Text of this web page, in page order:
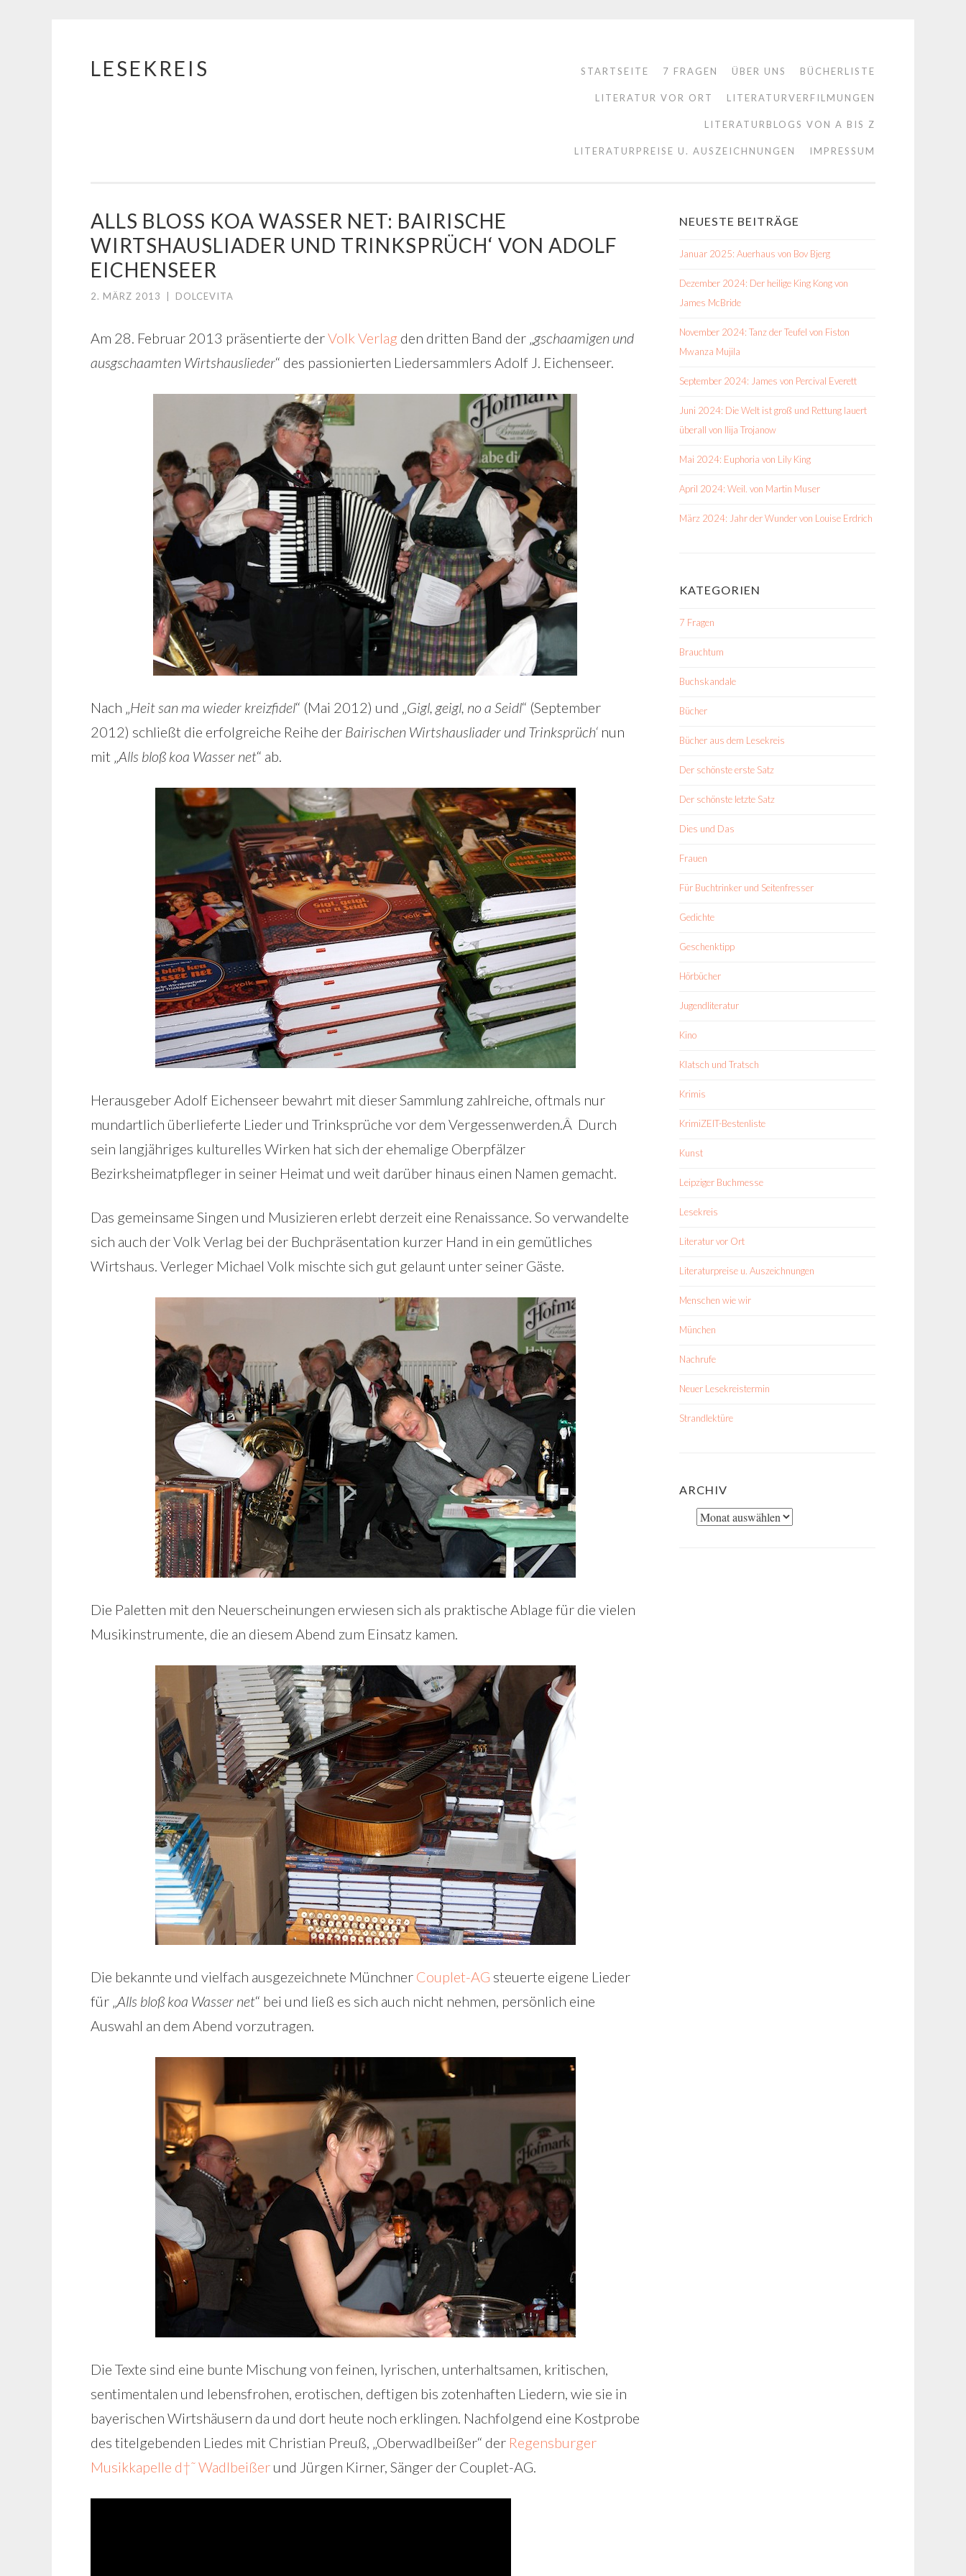
Springe
LESEKREIS STARTSEITE 7 FRAGEN ÜBER UNS BÜCHERLISTE
LITERATUR VOR ORT LITERATURVERFILMUNGEN
LITERATURBLOGS VON A BIS Z
LITERATURPREISE U. AUSZEICHNUNGEN IMPRESSUM
ALLS BLOSS KOA WASSER NET: BAIRISCHE W
IRTSHAUSLIADER UND TRINKSPRÜCH‘ VON ADOLF E
ICHENSEER
2. MÄRZ 2013 DOLCEVITA
Am 28. Februar 2013 präsentierte derVolk Verlag den dritten Band der „gschaamigen und
ausgschaamten Wirtshauslieder“ des passionierten Liedersammlers Adolf J. Eichenseer.
Nach „Heit san ma wieder kreizfidel“ (Mai 2012) und „Gigl, geigl, no a Seidl“ (September
2012) schließt die erfolgreiche Reihe der Bairischen Wirtshausliader und Trinksprüch‘ nun
mit „Alls bloß koa Wasser net“ ab.
Herausgeber Adolf Eichenseer bewahrt mit dieser Sammlung zahlreiche, oftmals nur
mundartlich überlieferte Lieder und Trinksprüche vor dem Vergessenwerden.Â Durch
sein langjähriges kulturelles Wirken hat sich der ehemalige Oberpfälzer
Bezirksheimatpfleger in seiner Heimat und weit darüber hinaus einen Namen gemacht.
Das gemeinsame Singen und Musizieren erlebt derzeit eine Renaissance. So verwandelte
sich auch der Volk Verlag bei der Buchpräsentation kurzer Hand in ein gemütliches
Wirtshaus. Verleger Michael Volk mischte sich gut gelaunt unter seiner Gäste.
Die Paletten mit den Neuerscheinungen erwiesen sich als praktische Ablage für die vielen
Musikinstrumente, die an diesem Abend zum Einsatz kamen.
Die bekannte und vielfach ausgezeichnete Münchner Couplet-AG steuerte eigene Lieder
für „Alls bloß koa Wasser net“ bei und ließ es sich auch nicht nehmen, persönlich eine
Auswahl an dem Abend vorzutragen.
Die Texte sind eine bunte Mischung von feinen, lyrischen, unterhaltsamen, kritischen,
sentimentalen und lebensfrohen, erotischen, deftigen bis zotenhaften Liedern, wie sie in
bayerischen Wirtshäusern da und dort heute noch erklingen. Nachfolgend eine Kostprobe
des titelgebenden Liedes mit Christian Preuß, „Oberwadlbeißer“ der Regensburger
Musikkapelle d†˜ Wadlbeißer und Jürgen Kirner, Sänger der Couplet-AG.
NEUESTE BEITRÄGE
Januar 2025: Auerhaus von Bov Bjerg
Dezember 2024: Der heilige King Kong von
James McBride
November 2024: Tanz der Teufel von Fiston
Mwanza Mujila
September 2024: James von Percival Everett
Juni 2024: Die Welt ist groß und Rettung lauert
überall von Ilija Trojanow
Mai 2024: Euphoria von Lily King
April 2024: Weil. von Martin Muser
März 2024: Jahr der Wunder von Louise Erdrich
KATEGORIEN
7 Fragen
Brauchtum
Buchskandale
Bücher
Bücher aus dem Lesekreis
Der schönste erste Satz
Der schönste letzte Satz
Dies und Das
Frauen
Für Buchtrinker und Seitenfresser
Gedichte
Geschenktipp
Hörbücher
Jugendliteratur
Kino
Klatsch und Tratsch
Krimis
KrimiZEIT-Bestenliste
Kunst
Leipziger Buchmesse
Lesekreis
Literatur vor Ort
Literaturpreise u. Auszeichnungen
Menschen wie wir
München
Nachrufe
Neuer Lesekreistermin
Strandlektüre
ARCHIV
Archiv